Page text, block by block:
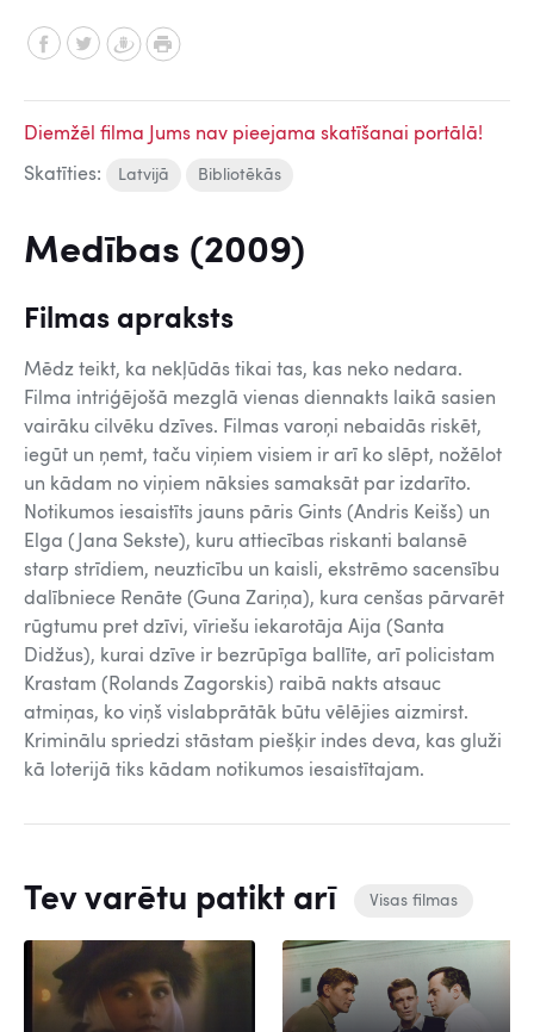
Diemžēl filma Jums nav pieejama skatīšanai portālā!
Skatīties: Latvijā Bibliotēkās
Medības (2009)
Filmas apraksts
Mēdz teikt, ka nekļūdās tikai tas, kas neko nedara.
Filma intriģējošā mezglā vienas diennakts laikā sasien
vairāku cilvēku dzīves. Filmas varoņi nebaidās riskēt,
iegūt un ņemt, taču viņiem visiem ir arī ko slēpt, nožēlot
un kādam no viņiem nāksies samaksāt par izdarīto.
Notikumos iesaistīts jauns pāris Gints (Andris Keišs) un
Elga (Jana Sekste), kuru attiecības riskanti balansē
starp strīdiem, neuzticību un kaisli, ekstrēmo sacensību
dalībniece Renāte (Guna Zariņa), kura cenšas pārvarēt
rūgtumu pret dzīvi, vīriešu iekarotāja Aija (Santa
Didžus), kurai dzīve ir bezrūpīga ballīte, arī policistam
Krastam (Rolands Zagorskis) raibā nakts atsauc
atmiņas, ko viņš vislabprātāk būtu vēlējies aizmirst.
Kriminālu spriedzi stāstam piešķir indes deva, kas gluži
kā loterijā tiks kādam notikumos iesaistītajam.
Tev varētu patikt arī Visas filmas